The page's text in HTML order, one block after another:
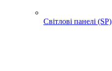
Світлові панелі (SP)